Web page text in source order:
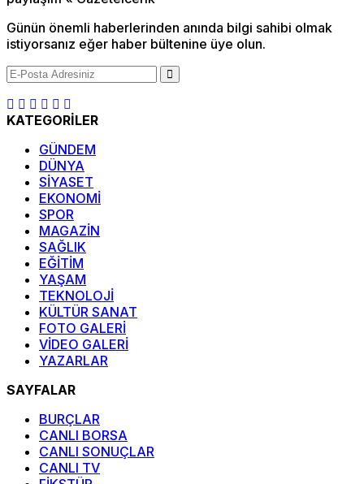
Günün önemli haberlerinden anında bilgi sahibi olmak
istiyorsanız eğer haber bültenine üye olun.
KATEGORİLER
GÜNDEM
DÜNYA
SİYASET
EKONOMİ
SPOR
MAGAZİN
SAĞLIK
EĞİTİM
YAŞAM
TEKNOLOJİ
KÜLTÜR SANAT
FOTO GALERİ
VİDEO GALERİ
YAZARLAR
SAYFALAR
BURÇLAR
CANLI BORSA
CANLI SONUÇLAR
CANLI TV